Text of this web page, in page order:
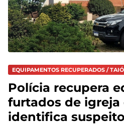
EQUIPAMENTOS RECUPERADOS / TAIÓ
Polícia recupera
furtados de igreja
identifica